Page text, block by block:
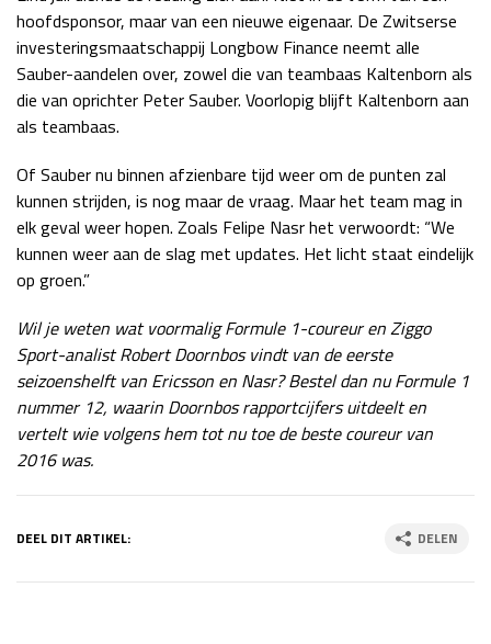
hoofdsponsor, maar van een nieuwe eigenaar. De Zwitserse
investeringsmaatschappij Longbow Finance neemt alle
Sauber-aandelen over, zowel die van teambaas Kaltenborn als
die van oprichter Peter Sauber. Voorlopig blijft Kaltenborn aan
als teambaas.
Of Sauber nu binnen afzienbare tijd weer om de punten zal
kunnen strijden, is nog maar de vraag. Maar het team mag in
elk geval weer hopen. Zoals Felipe Nasr het verwoordt: “We
kunnen weer aan de slag met updates. Het licht staat eindelijk
op groen.”
Wil je weten wat voormalig Formule 1-coureur en Ziggo
Sport-analist Robert Doornbos vindt van de eerste
seizoenshelft van Ericsson en Nasr? Bestel dan nu Formule 1
nummer 12, waarin Doornbos rapportcijfers uitdeelt en
vertelt wie volgens hem tot nu toe de beste coureur van
2016 was.
DEEL DIT ARTIKEL: DELEN